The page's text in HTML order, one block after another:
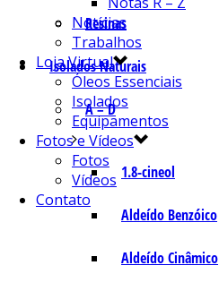
Resinas
Isolados Naturais
A – D
1.8-cineol
Aldeído Benzóico
Aldeído Cinâmico
Notícias
Trabalhos
Loja Virtual
Óleos Essenciais
Isolados
Equipamentos
Fotos e Vídeos
Fotos
Vídeos
Contato